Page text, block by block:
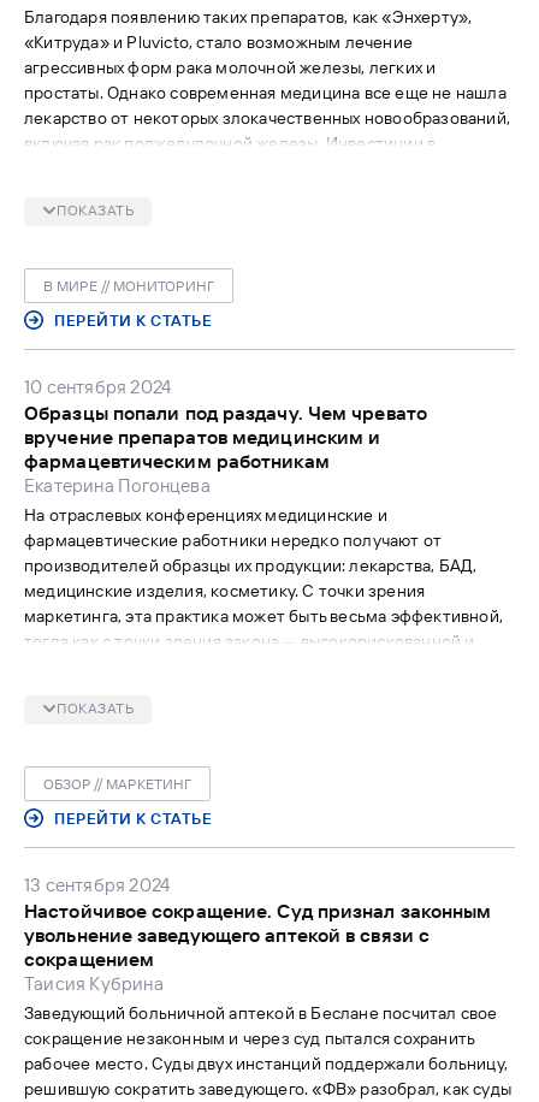
Благодаря появлению таких препаратов, как «Энхерту»,
«Китруда» и Pluvicto, стало возможным лечение
агрессивных форм рака молочной железы, легких и
простаты. Однако современная медицина все еще не нашла
лекарство от некоторых злокачественных новообразований,
включая рак поджелудочной железы. Инвестиции в
трудноизлечимых форм рака.
ПОКАЗАТЬ
В МИРЕ // МОНИТОРИНГ
ПЕРЕЙТИ К СТАТЬЕ
10 сентября 2024
Образцы попали под раздачу. Чем чревато
вручение препаратов медицинским и
фармацевтическим работникам
Екатерина Погонцева
На отраслевых конференциях медицинские и
фармацевтические работники нередко получают от
производителей образцы их продукции: лекарства, БАД,
медицинские изделия, косметику. С точки зрения
маркетинга, эта практика может быть весьма эффективной,
тогда как с точки зрения закона — высокорискованной и
ПОКАЗАТЬ
ОБЗОР // МАРКЕТИНГ
ПЕРЕЙТИ К СТАТЬЕ
13 сентября 2024
Настойчивое сокращение. Суд признал законным
увольнение заведующего аптекой в связи с
сокращением
Таисия Кубрина
Заведующий больничной аптекой в Беслане посчитал свое
сокращение незаконным и через суд пытался сохранить
рабочее место. Суды двух инстанций поддержали больницу,
решившую сократить заведующего. «ФВ» разобрал, как суды